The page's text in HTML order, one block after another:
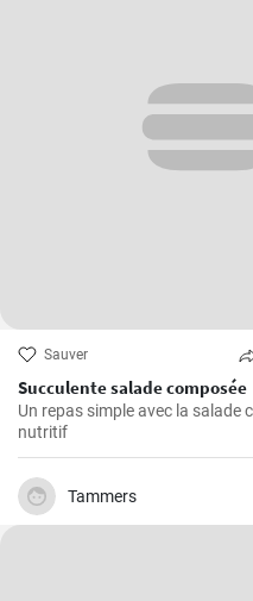
Sauver
Succulente salade composée
Un repas simple avec la salade
nutritif
Tammers